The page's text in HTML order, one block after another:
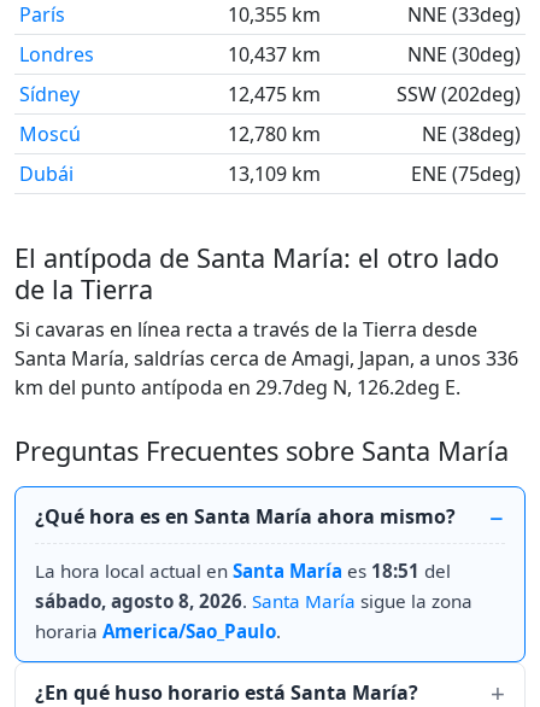
París
10,355 km
NNE (33deg)
Londres
10,437 km
NNE (30deg)
Sídney
12,475 km
SSW (202deg)
Moscú
12,780 km
NE (38deg)
Dubái
13,109 km ENE (75deg)
El antípoda de Santa María: el otro lado
de la Tierra
Si cavaras en línea recta a través de la Tierra desde
Santa María, saldrías cerca de Amagi, Japan, a unos 336
km del punto antípoda en 29.7deg N, 126.2deg E.
Preguntas Frecuentes sobre Santa María
¿Qué hora es en Santa María ahora mismo?
La hora local actual en Santa María es 18:51 del
sábado, agosto 8, 2026. Santa María sigue la zona
horaria America/Sao_Paulo.
¿En qué huso horario está Santa María?